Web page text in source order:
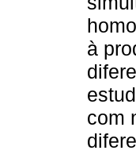
à
com